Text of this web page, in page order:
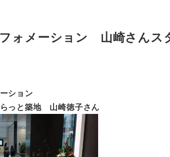
ォメーション 山崎さんス
ション
っと築地 山崎徳子さん